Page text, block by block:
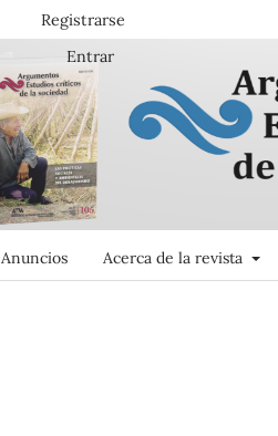
Anuncios Acerca de la revista
Registrarse
Entrar